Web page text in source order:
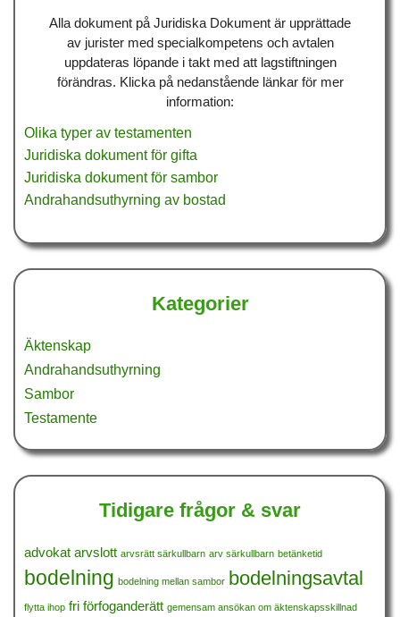
Alla dokument på Juridiska Dokument är upprättade
av jurister med specialkompetens och avtalen
uppdateras löpande i takt med att lagstiftningen
förändras. Klicka på nedanstående länkar för mer
information:
Olika typer av testamenten
Juridiska dokument för gifta
Juridiska dokument för sambor
Andrahandsuthyrning av bostad
Kategorier
Äktenskap
Andrahandsuthyrning
Sambor
Testamente
Tidigare frågor & svar
advokat arvslott arvsrätt särkullbarn arv särkullbarn betänketid
bodelning bodelning mellan sambor bodelningsavtal
flytta ihop fri förfoganderätt gemensam ansökan om äktenskapsskillnad